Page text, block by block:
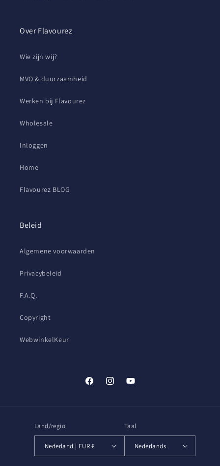
Over Flavourez
Wie zijn wij?
MVO & duurzaamheid
Werken bij Flavourez
Wholesale
Inloggen
Home
Flavourez BLOG
Beleid
Algemene voorwaarden
Privacybeleid
F.A.Q.
Copyright
WebwinkelKeur
FacebookInstagramYouTube
Land/regio
Nederland | EUR €
Taal
Nederlands